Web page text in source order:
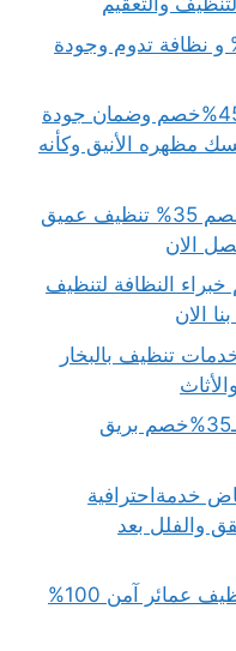
تنظيف بالخرج خصم 40% و نظافة تدوم وجودة
شركة تنظيف مجالس بالخرج بـ45%خصم وضمان جودة
مظهره الأنيق وكأنه
شركة تنظيف مطابخ بالرياض..خصم 35% تنظيف عميق
بـ35%خصم خبراء النظافة لتنظيف
الان
تنظيف بالبخار
شركة تنظيف ارضيات بالرياض بـ35%خصم بريق
خدمةاحترافية
والفلل بعد
شركة تنظيف عمائر بالرياض..تنظيف عمائر آمن 100%